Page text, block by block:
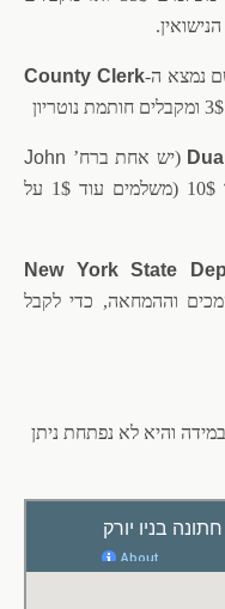
County Clerk
(יש אחת ברח’ John
על סך 10$ (משלמים עוד 1$ על
New York State
וההמחאה, כדי לקבל
והיא לא נפתחת ניתן